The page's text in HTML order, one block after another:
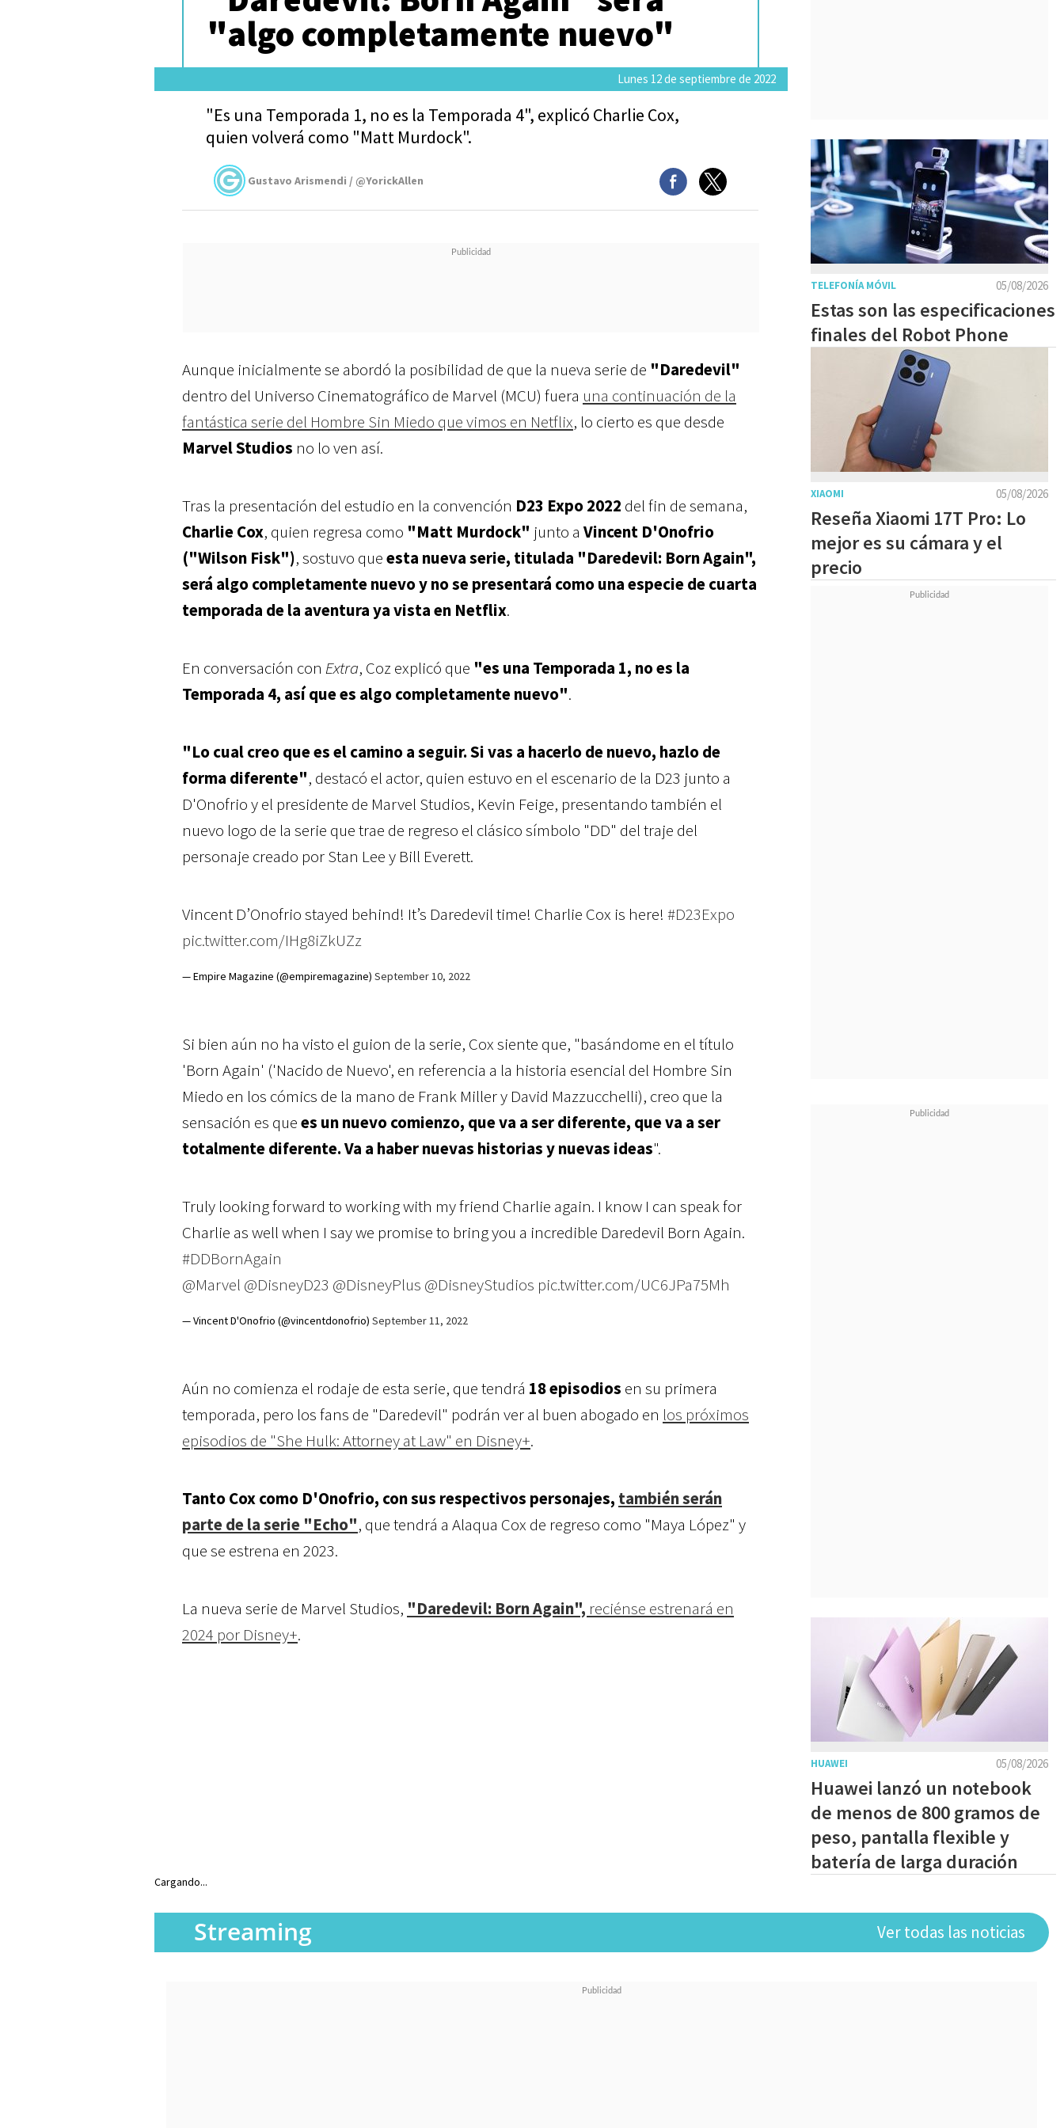
"algo completamente nuevo"
Lunes 12 de septiembre de 2022
"Es una Temporada 1, no es la Temporada 4", explicó Charlie Cox,
quien volverá como "Matt Murdock".
Gustavo Arismendi / @YorickAllen
Aunque inicialmente se abordó la posibilidad de que la nueva serie de "Daredevil"
dentro del Universo Cinematográfico de Marvel (MCU) fuera una continuación de la
fantástica serie del Hombre Sin Miedo que vimos en Netflix, lo cierto es que desde
Marvel Studios no lo ven así.
Tras la presentación del estudio en la convención D23 Expo 2022 del fin de semana,
Charlie Cox, quien regresa como "Matt Murdock" junto a Vincent D'Onofrio
("Wilson Fisk"), sostuvo queesta nueva serie, titulada "Daredevil: Born Again",
será algo completamente nuevo y no se presentará como una especie de cuarta
temporada de la aventura ya vista en Netflix.
En conversación con Extra, Coz explicó que "es una Temporada 1, no es la
Temporada 4, así que es algo completamente nuevo".
"Lo cual creo que es el camino a seguir. Si vas a hacerlo de nuevo, hazlo de
forma diferente", destacó el actor, quien estuvo en el escenario de la D23 junto a
D'Onofrio y el presidente de Marvel Studios, Kevin Feige, presentando también el
nuevo logo de la serie que trae de regreso el clásico símbolo "DD" del traje del
personaje creado por Stan Lee y Bill Everett.
Vincent D’Onofrio stayed behind! It’s Daredevil time! Charlie Cox is here! #D23Expo
pic.twitter.com/IHg8iZkUZz
— Empire Magazine (@empiremagazine) September 10, 2022
Si bien aún no ha visto el guion de la serie, Cox siente que, "basándome en el título
'Born Again' ('Nacido de Nuevo', en referencia a la historia esencial del Hombre Sin
Miedo en los cómics de la mano de Frank Miller y David Mazzucchelli), creo que la
sensación es quees un nuevo comienzo, que va a ser diferente, que va a ser
totalmente diferente. Va a haber nuevas historias y nuevas ideas".
Truly looking forward to working with my friend Charlie again. I know I can speak for
Charlie as well when I say we promise to bring you a incredible Daredevil Born Again.
#DDBornAgain
@Marvel @DisneyD23 @DisneyPlus @DisneyStudios pic.twitter.com/UC6JPa75Mh
— Vincent D'Onofrio (@vincentdonofrio) September 11, 2022
Aún no comienza el rodaje de esta serie, que tendrá 18 episodios en su primera
temporada, pero los fans de "Daredevil" podrán ver al buen abogado en los próximos
episodios de "She Hulk: Attorney at Law" en Disney+.
Tanto Cox como D'Onofrio, con sus respectivos personajes, también serán
parte de la serie "Echo", que tendrá a Alaqua Cox de regreso como "Maya López" y
que se estrena en 2023.
La nueva serie de Marvel Studios, "Daredevil: Born Again", reciénse estrenará en
2024 por Disney+.
05/08/2026
TELEFONÍA MÓVIL
Estas son las especificaciones
finales del Robot Phone
05/08/2026
XIAOMI
Reseña Xiaomi 17T Pro: Lo
mejor es su cámara y el
precio
05/08/2026
HUAWEI
Huawei lanzó un notebook
de menos de 800 gramos de
peso, pantalla flexible y
batería de larga duración
Cargando...
Ver todas las noticias
Streaming